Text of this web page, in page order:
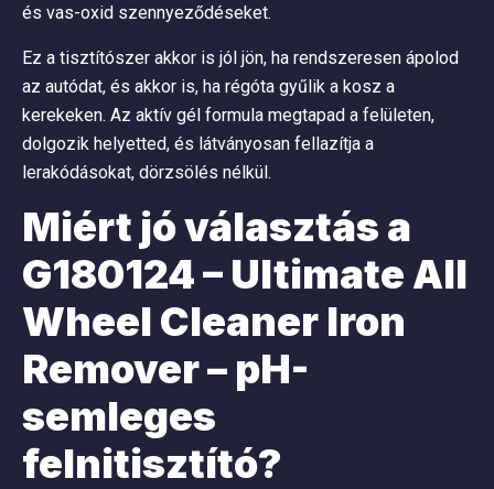
és vas-oxid szennyeződéseket.
Ez a tisztítószer akkor is jól jön, ha rendszeresen ápolod
az autódat, és akkor is, ha régóta gyűlik a kosz a
kerekeken. Az aktív gél formula megtapad a felületen,
dolgozik helyetted, és látványosan fellazítja a
lerakódásokat, dörzsölés nélkül.
Miért jó választás a
G180124 – Ultimate All
Wheel Cleaner Iron
Remover – pH-
semleges
felnitisztító?